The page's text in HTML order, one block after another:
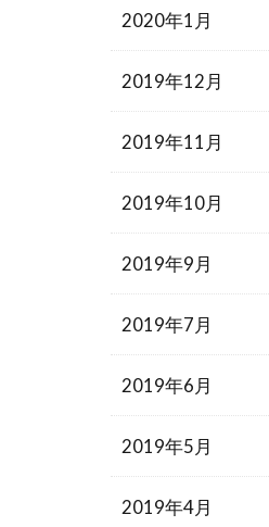
2020年1月
2019年12月
2019年11月
2019年10月
2019年9月
2019年7月
2019年6月
2019年5月
2019年4月